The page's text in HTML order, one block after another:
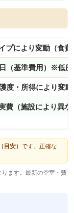
プにより変動（食
（基準費用）※低
度・所得により変動
費（施設により異な
安） です。正確な
ます。最新の空室・費